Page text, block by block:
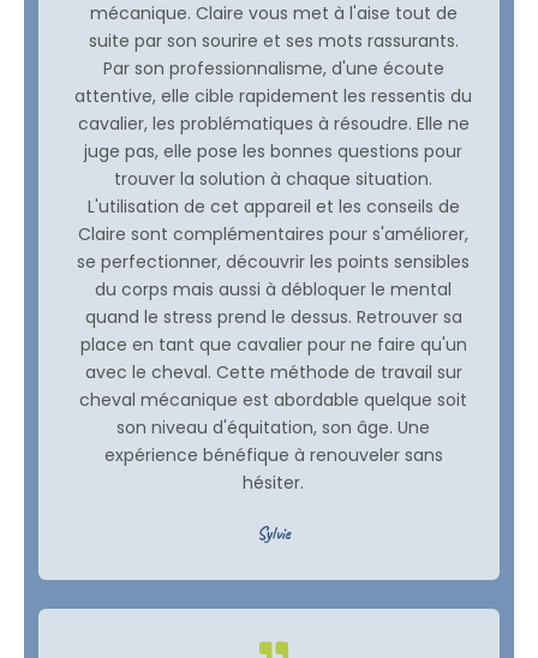
mécanique. Claire vous met à l'aise tout de
suite par son sourire et ses mots rassurants.
Par son professionnalisme, d'une écoute
attentive, elle cible rapidement les ressentis du
cavalier, les problématiques à résoudre. Elle ne
juge pas, elle pose les bonnes questions pour
trouver la solution à chaque situation.
L'utilisation de cet appareil et les conseils de
Claire sont complémentaires pour s'améliorer,
se perfectionner, découvrir les points sensibles
du corps mais aussi à débloquer le mental
quand le stress prend le dessus. Retrouver sa
place en tant que cavalier pour ne faire qu'un
avec le cheval. Cette méthode de travail sur
cheval mécanique est abordable quelque soit
son niveau d'équitation, son âge. Une
expérience bénéfique à renouveler sans
hésiter.
Sylvie